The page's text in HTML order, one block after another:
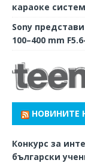
караоке
Sony
100–400 mm
НОВИНИТЕ
Конкурс за
български